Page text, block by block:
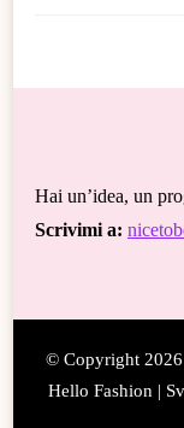
Hai un’idea, un
Scrivimi a:
© Copyright 2026
Hello Fashion |